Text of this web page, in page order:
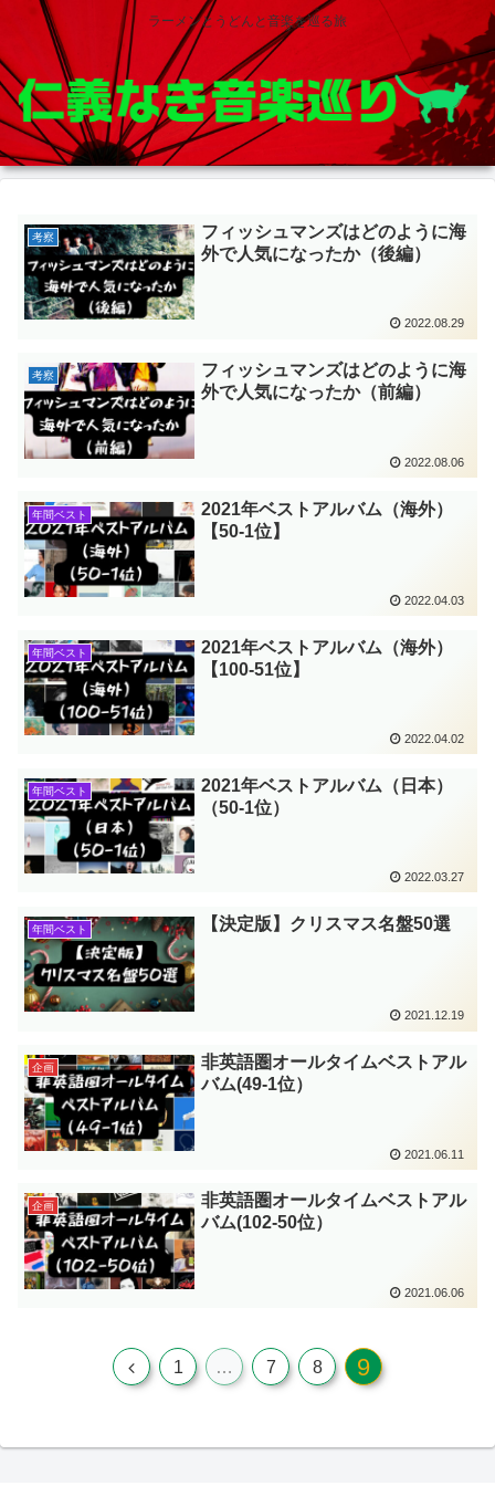
ラーメンとうどんと音楽を巡る旅
考察
フィッシュマンズはどのように海
外で人気になったか（後編）
2022.08.29
考察
フィッシュマンズはどのように海
外で人気になったか（前編）
2022.08.06
年間ベスト
2021年ベストアルバム（海外）
【50-1位】
2022.04.03
年間ベスト
2021年ベストアルバム（海外）
【100-51位】
2022.04.02
年間ベスト
2021年ベストアルバム（日本）
（50-1位）
2022.03.27
年間ベスト 【決定版】クリスマス名盤50選
2021.12.19
企画
非英語圏オールタイムベストアル
バム(49-1位）
2021.06.11
企画
非英語圏オールタイムベストアル
バム(102-50位）
2021.06.06
前
1 … 7 8 9